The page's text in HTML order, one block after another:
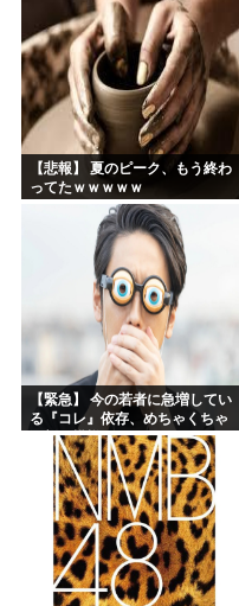
【悲報】 夏のピーク、もう終わ
ってたｗｗｗｗｗ
【緊急】 今の若者に急増してい
る『コレ』依存、めちゃくちゃ
深刻な模様w w w w w w w w w w